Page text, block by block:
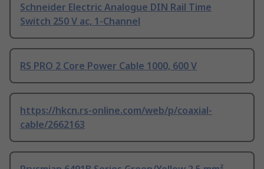
Schneider Electric Analogue DIN Rail Time
Switch 250 V ac, 1-Channel
RS PRO 2 Core Power Cable 1000, 600 V
https://hkcn.rs-online.com/web/p/coaxial-
cable/2662163